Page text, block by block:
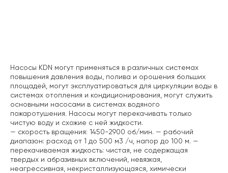
Насосы KDN могут применяться в различных системах
повышения давления воды, полива и орошения больших
площадей, могут эксплуатироваться для циркуляции воды в
системах отопления и кондиционирования, могут служить
основными насосами в системах водяного
пожаротушения. Насосы могут перекачивать только
чистую воду и схожие с ней жидкости.
— скорость вращения: 1450-2900 об/мин. — рабочий
диапазон: расход от 1 до 500 м3 /ч, напор до 100 м. —
перекачиваемая жидкость: чистая, не содержащая
твердых и абразивных включений, невязкая,
неагрессивная, некристаллизующаяся, химически